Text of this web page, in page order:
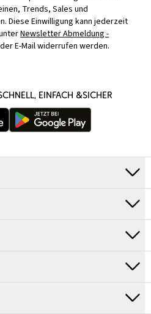
Trends, Sales und
Diese Einwilligung kann jederzeit
Newsletter Abmeldung -
E-Mail widerrufen werden.
EINFACH &SICHER